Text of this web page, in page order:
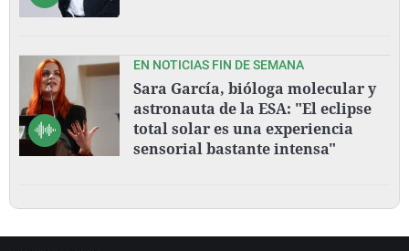
EN NOTICIAS FIN DE SEMANA
Sara García, bióloga molecular y
astronauta de la ESA: "El eclipse
total solar es una experiencia
sensorial bastante intensa"